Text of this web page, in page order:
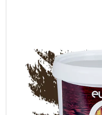
Лакокрасочные
Герметики